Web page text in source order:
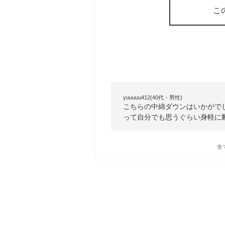
こ
yuuuuu412(40代・男性)
こちらの中綿ダウンはいかが
って自分でも思うぐらい身軽に
全